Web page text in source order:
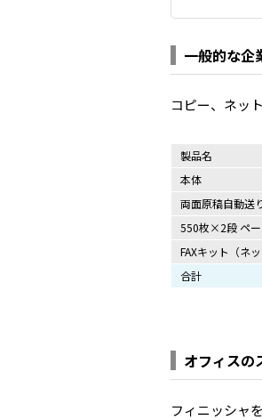
一般的な企
コピー、ネッ
製品名
本体
両面原稿自動送
550枚×2段 ペー
FAXキット（ネ
合計
オフィスの
フィニッシャ